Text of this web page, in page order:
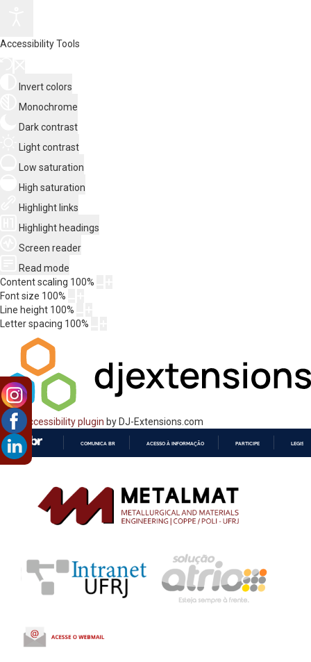
Accessibility Tools
Invert colors
Monochrome
Dark contrast
Light contrast
Low saturation
High saturation
Highlight links
Highlight headings
Screen reader
Read mode
Content scaling 100%
Font size 100%
Line height 100%
Letter spacing 100%
Web Accessibility plugin by DJ-Extensions.com
CONTEÚDO
COMUNICA BR ACESSO À INFORMAÇÃO PARTICIPE